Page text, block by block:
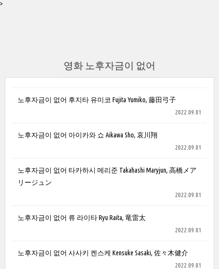
>
영화 노후자금이 없어
노후자금이 없어 후지타 유미코 Fujita Yumiko, 藤田弓子
2022.09.01
노후자금이 없어 아이카와 쇼 Aikawa Sho, 哀川翔
2022.09.01
노후자금이 없어 타카하시 메리준 Takahashi Maryjun, 高橋メア
リージュン
2022.09.01
노후자금이 없어 류 라이타 Ryu Raita, 竜雷太
2022.09.01
노후자금이 없어 사사키 켄스케 Kensuke Sasaki, 佐々木健介
2022.09.01